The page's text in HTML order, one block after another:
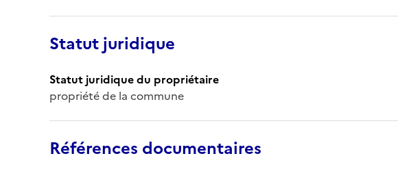
Statut juridique
Statut juridique du propriétaire
propriété de la commune
Références documentaires